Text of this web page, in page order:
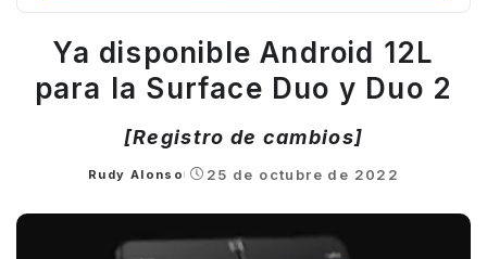
Ya disponible Android 12L
para la Surface Duo y Duo 2
[Registro de cambios]
Posted
Rudy Alonso 25 de octubre de 2022